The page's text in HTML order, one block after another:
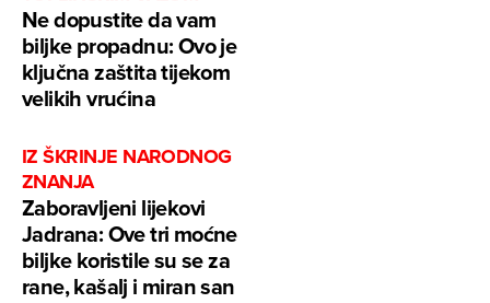
Ne dopustite da vam
biljke propadnu: Ovo je
ključna zaštita tijekom
velikih vrućina
IZ ŠKRINJE NARODNOG
ZNANJA
Zaboravljeni lijekovi
Jadrana: Ove tri moćne
biljke koristile su se za
rane, kašalj i miran san